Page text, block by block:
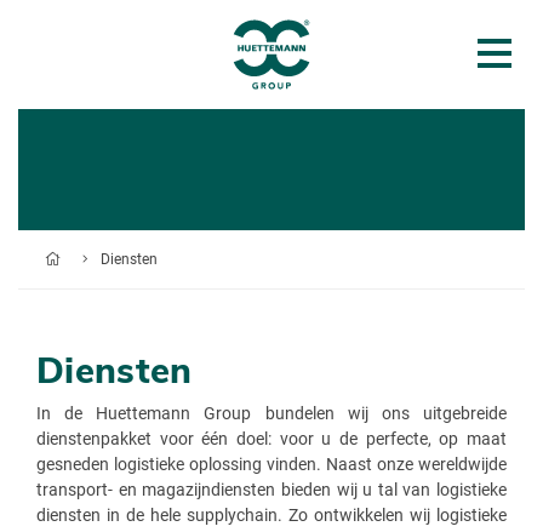
Diensten
Diensten
In de Huettemann Group bundelen wij ons uitgebreide
dienstenpakket voor één doel: voor u de perfecte, op maat
gesneden logistieke oplossing vinden. Naast onze wereldwijde
transport- en magazijndiensten bieden wij u tal van logistieke
diensten in de hele supplychain. Zo ontwikkelen wij logistieke